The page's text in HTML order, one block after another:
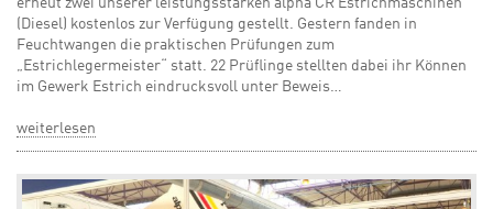
(Diesel) kostenlos zur Verfügung gestellt. Gestern fanden in
Feuchtwangen die praktischen Prüfungen zum
„Estrichlegermeister“ statt. 22 Prüflinge stellten dabei ihr Können
im Gewerk Estrich eindrucksvoll unter Beweis…
weiterlesen